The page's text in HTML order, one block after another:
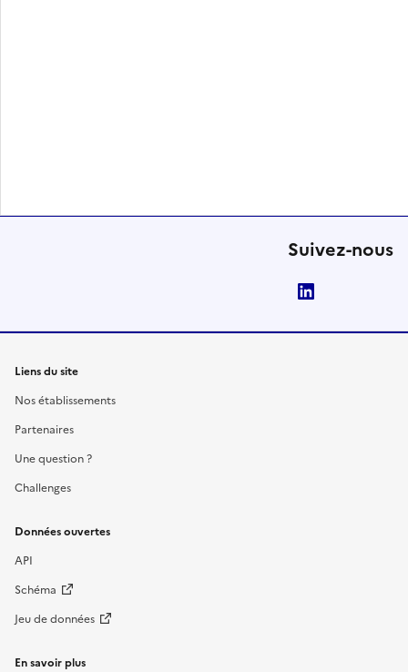
Suivez-nous
Liens du site
Nos établissements
Partenaires
Une question ?
Challenges
Données ouvertes
API
Schéma
Jeu de données
En savoir plus